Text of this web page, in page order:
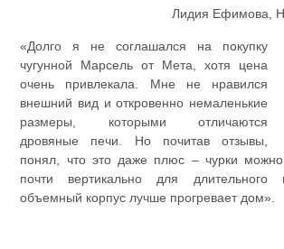
Лидия Ефимова,
«Долго я не соглашался на покупку
чугунной Марсель от Мета, хотя цена
очень привлекала. Мне не нравился
внешний вид и откровенно немаленькие
размеры, которыми отличаются
дровяные печи. Но почитав отзывы,
понял, что это даже плюс – чурки можно
почти вертикально для
объемный корпус лучше прогревает дом».